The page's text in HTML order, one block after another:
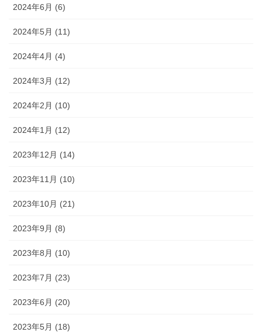
2024年6月 (6)
2024年5月 (11)
2024年4月 (4)
2024年3月 (12)
2024年2月 (10)
2024年1月 (12)
2023年12月 (14)
2023年11月 (10)
2023年10月 (21)
2023年9月 (8)
2023年8月 (10)
2023年7月 (23)
2023年6月 (20)
2023年5月 (18)